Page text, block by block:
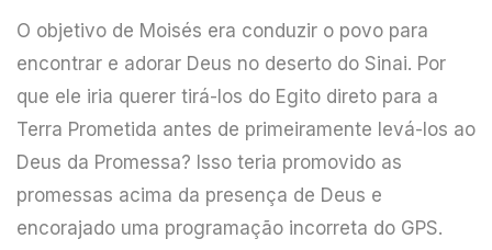
O objetivo de Moisés era conduzir o povo para
encontrar e adorar Deus no deserto do Sinai. Por
que ele iria querer tirá-los do Egito direto para a
Terra Prometida antes de primeiramente levá-los ao
Deus da Promessa? Isso teria promovido as
promessas acima da presença de Deus e
encorajado uma programação incorreta do GPS.